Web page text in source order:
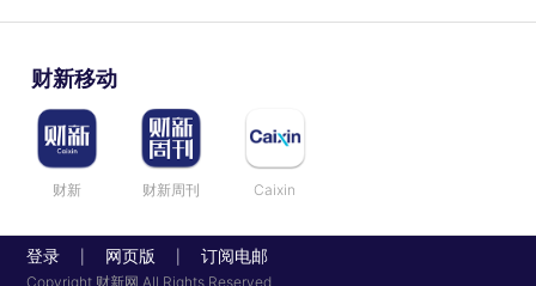
财新移动
财新 财新周刊 Caixin
登录 网页版 订阅电邮
Copyright 财新网 All Rights Reserved